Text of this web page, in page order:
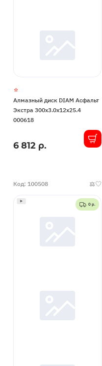
Алмазный диск DIAM Асфальт
Экстра 300x3.0x12x25.4
000618
В
6 812 р.
Код: 100508
0 р.